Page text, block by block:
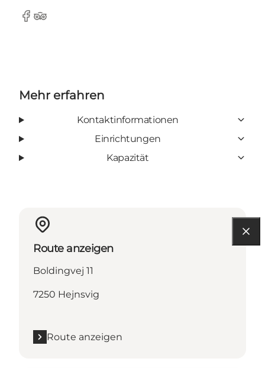
Facebook
Tripadvisor
Mehr erfahren
Kontaktinformationen
Einrichtungen
Kapazität
Route anzeigen
Boldingvej 11
7250 Hejnsvig
Route anzeigen